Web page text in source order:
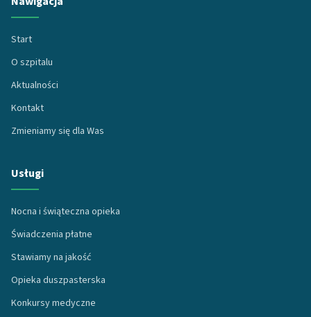
Start
O szpitalu
Aktualności
Kontakt
Zmieniamy się dla Was
Usługi
Nocna i świąteczna opieka
Świadczenia płatne
Stawiamy na jakość
Opieka duszpasterska
Konkursy medyczne